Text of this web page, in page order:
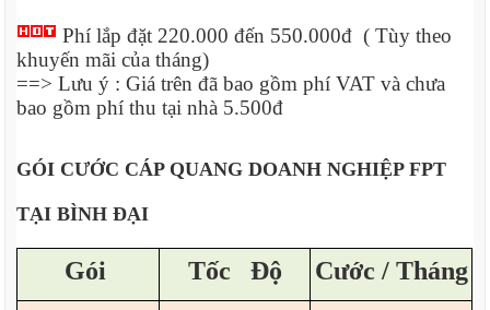
Phí lắp đặt 220.000 đến 550.000đ ( Tùy theo
khuyến mãi của tháng)
==> Lưu ý : Giá trên đã bao gồm phí VAT và chưa
bao gồm phí thu tại nhà 5.500đ
GÓI CƯỚC CÁP QUANG DOANH NGHIỆP FPT
TẠI BÌNH ĐẠI
Gói Tốc Độ Cước / Tháng